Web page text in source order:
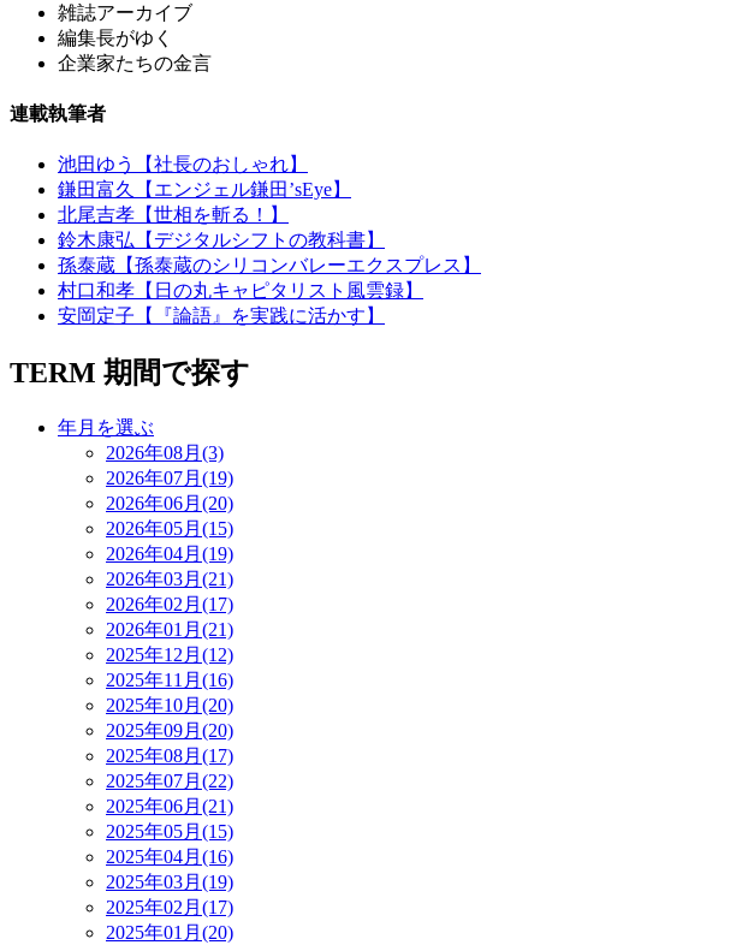
雑誌アーカイブ
編集長がゆく
企業家たちの金言
連載執筆者
池田ゆう【社長のおしゃれ】
鎌田富久【エンジェル鎌田’sEye】
北尾吉孝【世相を斬る！】
鈴木康弘【デジタルシフトの教科書】
孫泰蔵【孫泰蔵のシリコンバレーエクスプレス】
村口和孝【日の丸キャピタリスト風雲録】
安岡定子【『論語』を実践に活かす】
TERM 期間で探す
年月を選ぶ
2026年08月(3)
2026年07月(19)
2026年06月(20)
2026年05月(15)
2026年04月(19)
2026年03月(21)
2026年02月(17)
2026年01月(21)
2025年12月(12)
2025年11月(16)
2025年10月(20)
2025年09月(20)
2025年08月(17)
2025年07月(22)
2025年06月(21)
2025年05月(15)
2025年04月(16)
2025年03月(19)
2025年02月(17)
2025年01月(20)